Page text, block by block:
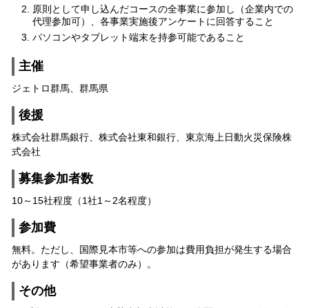
原則として申し込んだコースの全事業に参加し（企業内での
代理参加可）、各事業実施後アンケートに回答すること
パソコンやタブレット端末を持参可能であること
主催
ジェトロ群馬、群馬県
後援
株式会社群馬銀行、株式会社東和銀行、東京海上日動火災保険株
式会社
募集参加者数
10～15社程度（1社1～2名程度）
参加費
無料。ただし、国際見本市等への参加は費用負担が発生する場合
があります（希望事業者のみ）。
その他